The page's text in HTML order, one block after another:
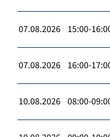
07.08.2026 15:00-
07.08.2026 16:00-
10.08.2026 08:00-